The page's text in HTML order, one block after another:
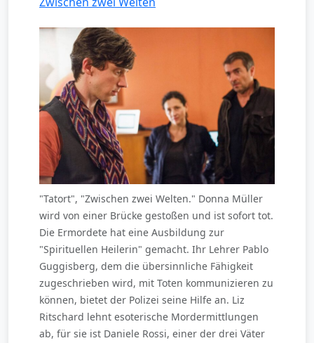
"Tatort", "Zwischen zwei Welten." Donna Müller
wird von einer Brücke gestoßen und ist sofort tot.
Die Ermordete hat eine Ausbildung zur
"Spirituellen Heilerin" gemacht. Ihr Lehrer Pablo
Guggisberg, dem die übersinnliche Fähigkeit
zugeschrieben wird, mit Toten kommunizieren zu
können, bietet der Polizei seine Hilfe an. Liz
Ritschard lehnt esoterische Mordermittlungen
ab, für sie ist Daniele Rossi, einer der drei Väter